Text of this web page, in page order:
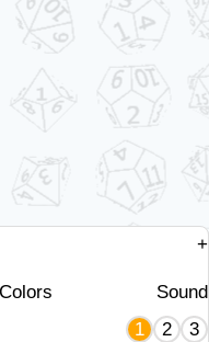
+
Colors
Sound
1 2 3